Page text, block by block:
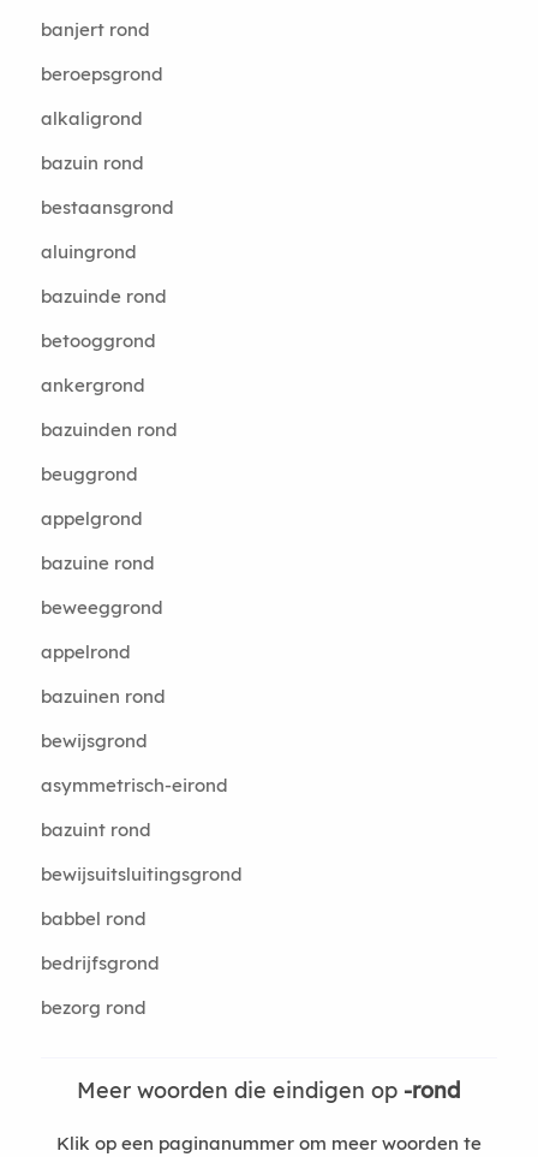
banjert rond
beroepsgrond
alkaligrond
bazuin rond
bestaansgrond
aluingrond
bazuinde rond
betooggrond
ankergrond
bazuinden rond
beuggrond
appelgrond
bazuine rond
beweeggrond
appelrond
bazuinen rond
bewijsgrond
asymmetrisch-eirond
bazuint rond
bewijsuitsluitingsgrond
babbel rond
bedrijfsgrond
bezorg rond
Meer woorden die eindigen op -rond
Klik op een paginanummer om meer woorden te